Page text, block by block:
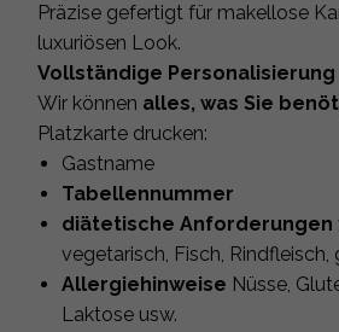
Präzise gefertigt für makellose
luxuriösen Look.
Vollständige Personalisierung
Wir können alles, was Sie
Platzkarte drucken:
Gastname
Tabellennummer
diätetische Anforderungen
vegetarisch, Fisch,
Allergiehinweise Nüsse,
Laktose usw.